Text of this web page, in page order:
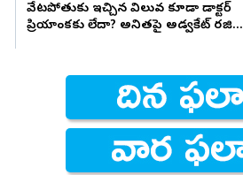
వేటపోతుకు ఇచ్చిన విలువ కూడా డాక్టర్
ప్రియాంకకు లేదా? అనితపై అడ్వకేట్ రజిని